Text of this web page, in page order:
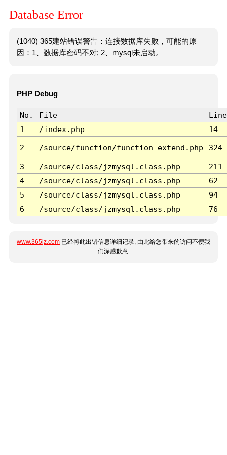
Database Error
(1040) 365建站错误警告：连接数据库失败，可能的原
因：1、数据库密码不对; 2、mysql未启动。
PHP Debug
No. File
Line
1
/index.php 14
2 /source/function/function_extend.php 324
3 /source/class/jzmysql.class.php
211
4
/source/class/jzmysql.class.php
62
5
/source/class/jzmysql.class.php
94
6
/source/class/jzmysql.class.php 76
www.365jz.com 已经将此出错信息详细记录, 由此给您带来的访问不便我
们深感歉意.